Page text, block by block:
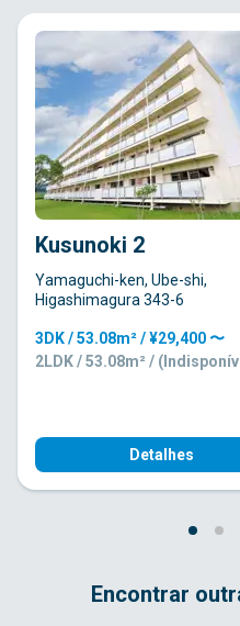
Kusunoki 2
Yamaguchi-ken, Ube-shi,
Higashimagura 343-6
3DK / 53.08m² / ¥29,400 〜
2LDK / 53.08m² /
Detalhes
Encontrar